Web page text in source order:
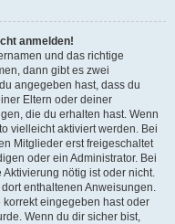
anmelden!
und das richtige
dann gibt es zwei
angegeben hast, dass du
Eltern oder deiner
die du erhalten hast. Wenn
vielleicht aktiviert werden. Bei
Mitglieder erst freigeschaltet
oder ein Administrator. Bei
nötig ist oder nicht.
enthaltenen Anweisungen.
eingegeben hast oder
Wenn du dir sicher bist,